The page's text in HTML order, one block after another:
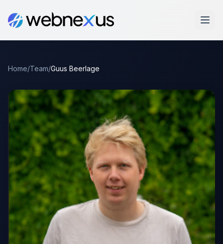
Home/Team/Guus Beerlage